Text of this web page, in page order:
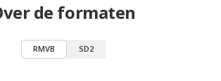
de formaten
RMVB SD2